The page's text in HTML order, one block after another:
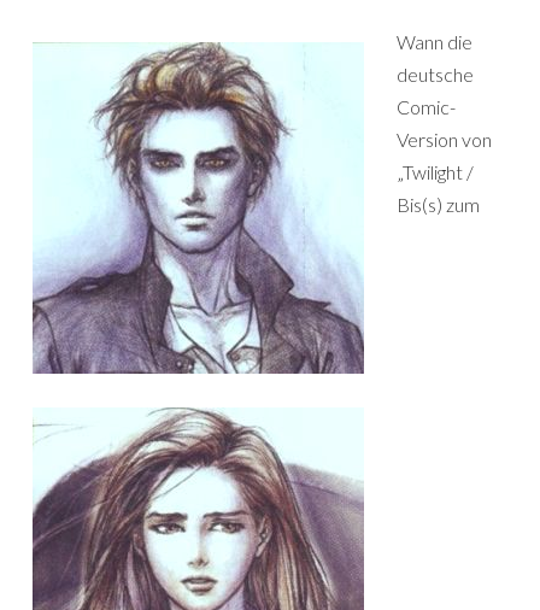
Wann die
deutsche
Comic-
Version von
„Twilight /
Bis(s) zum